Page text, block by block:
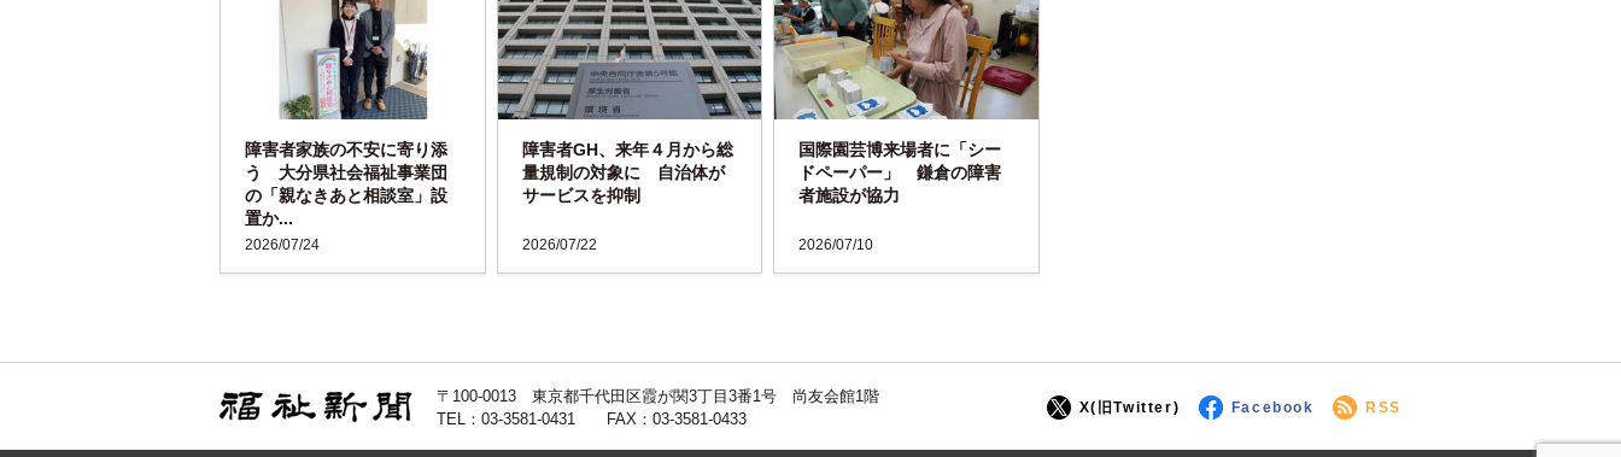
2026/07/24
障害者家族の不安に寄り添
う 大分県社会福祉事業団
の「親なきあと相談室」設
置か...
2026/07/22
障害者GH、来年４月から総
量規制の対象に 自治体が
サービスを抑制
2026/07/10
国際園芸博来場者に「シー
ドペーパー」 鎌倉の障害
者施設が協力
〒100-0013 東京都千代田区霞が関3丁目3番1号 尚友会館1階
TEL：03-3581-0431 FAX：03-3581-0433
X(旧Twitter) Facebook RSS